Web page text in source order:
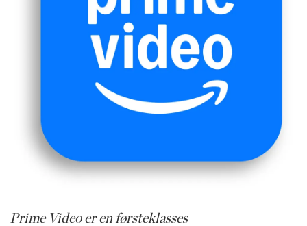
Prime Video er en førsteklasses